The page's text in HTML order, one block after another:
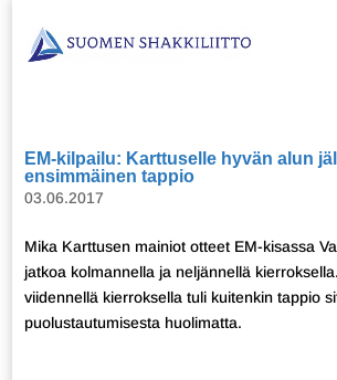
EM-kilpailu: Karttuselle hyvän alun
ensimmäinen tappio
03.06.2017
Mika Karttusen mainiot otteet EM-kisassa
jatkoa kolmannella ja neljännellä
viidennellä kierroksella tuli kuitenkin tappio
puolustautumisesta huolimatta.